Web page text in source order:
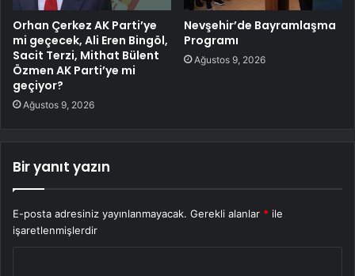
Orhan Çerkez AK Parti’ye
mi geçecek, Ali Eren Bingöl,
Sacit Terzi, Mithat Bülent
Özmen AK Parti’ye mi
geçiyor?
Ağustos 9, 2026
Nevşehir’de Bayramlaşma
Programı
Ağustos 9, 2026
Bir yanıt yazın
E-posta adresiniz yayınlanmayacak. Gerekli alanlar * ile
işaretlenmişlerdir